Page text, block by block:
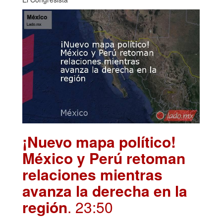
¡Nuevo mapa político!
México y Perú retoman
relaciones mientras
avanza la derecha en la
región. 23:50